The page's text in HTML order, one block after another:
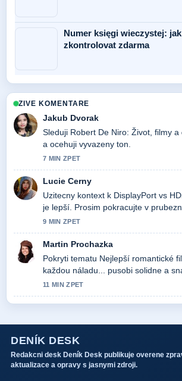
Numer księgi wieczystej:
zkontrolovat zdarma
ZIVE KOMENTARE
Jakub Dvorak
Sleduji Robert De Niro: Život, filmy
a ocehuji vyvazeny ton.
7 MIN ZPET
Lucie Cerny
Uzitecny kontext k DisplayPort vs
je lepší. Prosim pokracujte v
9 MIN ZPET
Martin Prochazka
Pokryti tematu Nejlepší romantické
každou náladu... pusobi solidne a
11 MIN ZPET
DENÍK DESK
Redakcni desk Deník Desk publikuje overene
aktualizace a opravy s jasnymi zdroji.